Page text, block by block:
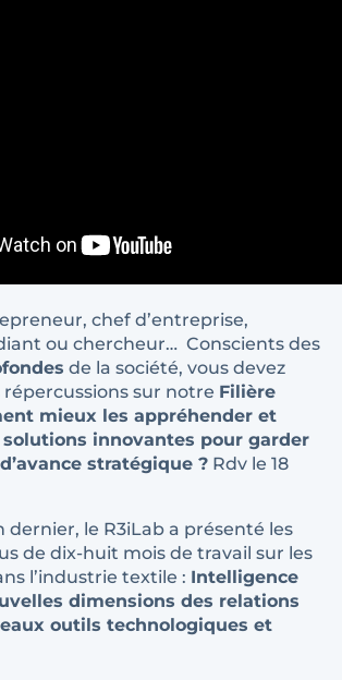
chef d’entreprise,
ou chercheur… Conscients des
de la société, vous devez
sur notre Filière
mieux les appréhender et
innovantes pour garder
stratégique ? Rdv le 18
dernier, le R3iLab a présenté les
de dix-huit mois de travail sur les
l’industrie textile : Intelligence
dimensions des relations
outils technologiques et